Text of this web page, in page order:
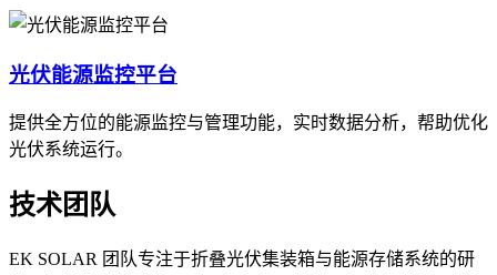
光伏能源监控平台
提供全方位的能源监控与管理功能，实时数据分析，帮助优化
光伏系统运行。
技术团队
EK SOLAR 团队专注于折叠光伏集装箱与能源存储系统的研